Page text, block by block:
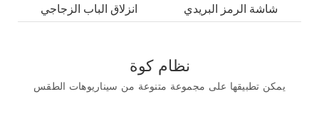
انزلاق الباب الزجاجي شاشة الرمز البريدي
نظام كوة
يمكن تطبيقها على مجموعة متنوعة من سيناريوهات الطقس